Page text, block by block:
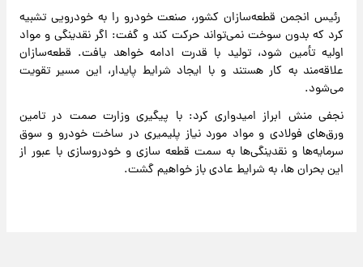
رئیس انجمن قطعه‌سازان کشور، صنعت خودرو را به خودرویی تشبیه
کرد که بدون سوخت نمی‌تواند حرکت کند و گفت: اگر نقدینگی و مواد
اولیه تأمین شود، تولید با قدرت ادامه خواهد یافت. قطعه‌سازان
علاقه‌مند به کار هستند و با ایجاد شرایط پایدار، این مسیر تقویت
می‌شود.
نجفی منش ابراز امیدواری کرد: با پیگیری وزارت صمت در تامین
ورق‌های فولادی و مواد مورد نیاز پلیمیری در ساخت خودرو و سوق
سرمایه‌ها و نقدینگی‌ها به سمت قطعه سازی و خودروسازی با عبور از
این بحران ها، به شرایط عادی باز خواهیم گشت.